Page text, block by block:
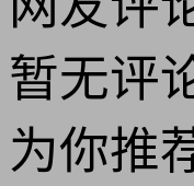
暂无评
为你推